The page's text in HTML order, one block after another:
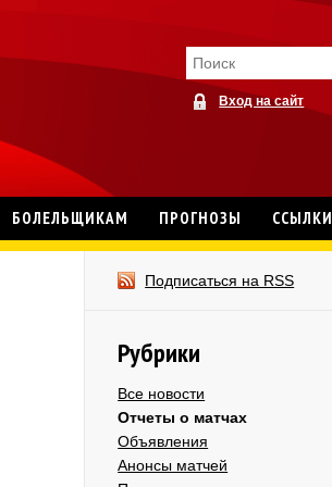
Вход на сайт
БОЛЕЛЬЩИКАМ ПРОГНОЗЫ ССЫЛКИ
Подписаться на RSS
Рубрики
Все новости
Отчеты о матчах
Объявления
Анонсы матчей